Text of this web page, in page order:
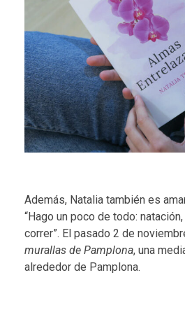
Además, Natalia también es
“Hago un poco de todo:
correr”. El pasado 2 de
murallas de Pamplona, una
alrededor de Pamplona.